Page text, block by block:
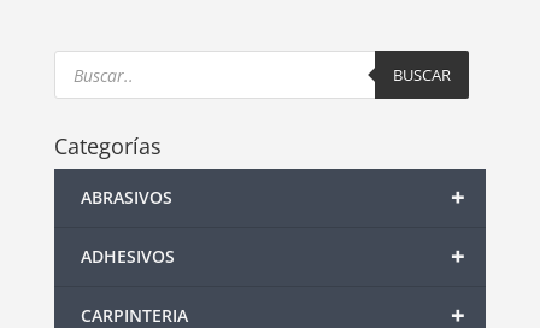
Products
search BUSCAR
Categorías
+
ABRASIVOS
+
ADHESIVOS
+
CARPINTERIA